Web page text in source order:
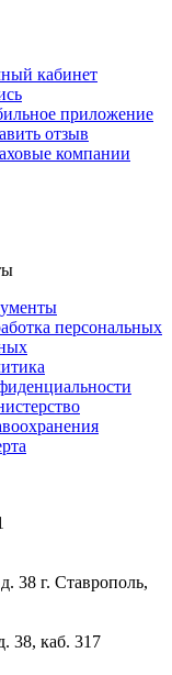
кабинет
приложение
отзыв
компании
персональных
38 г. Ставрополь,
38, каб. 317